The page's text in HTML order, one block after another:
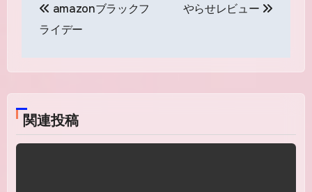
稿
ビ
ゲ
ー
amazonブラックフ
ライデー
やらせレビュー
関連投稿